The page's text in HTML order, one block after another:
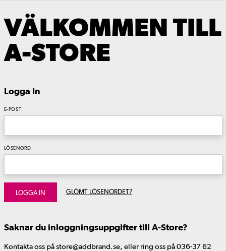
VÄLKOMMEN TILL
A-STORE
Logga In
E-POST
LÖSENORD
LOGGA IN GLÖMT LÖSENORDET?
Saknar du inloggningsuppgifter till A-Store?
Kontakta oss på store@addbrand.se, eller ring oss på 036-37 62